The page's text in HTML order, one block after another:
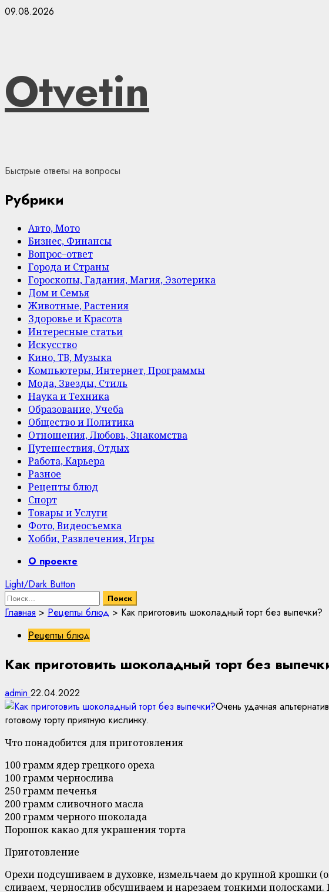
Skip
09.08.2026
Otvetin
Быстрые ответы на вопросы
Рубрики
Авто, Мото
Бизнес, Финансы
Вопрос–ответ
Города и Страны
Гороскопы, Гадания, Магия, Эзотерика
Дом и Семья
Животные, Растения
Здоровье и Красота
Интересные статьи
Искусство
Кино, ТВ, Музыка
Компьютеры, Интернет, Программы
Мода, Звезды, Стиль
Наука и Техника
Образование, Учеба
Общество и Политика
Отношения, Любовь, Знакомства
Путешествия, Отдых
Работа, Карьера
Разное
Рецепты блюд
Спорт
Товары и Услуги
Фото, Видеосъемка
Хобби, Развлечения, Игры
PrimaryО проекте
Light/Dark Button
Найти:
Главная > Рецепты блюд > Как приготовить шоколадный торт без выпечки?
Рецепты блюд
Как приготовить шоколадный торт без
admin 22.04.2022
Очень удачная
готовому торту приятную кислинку.
Что понадобится для приготовления
100 грамм ядер грецкого ореха
100 грамм чернослива
250 грамм печенья
200 грамм сливочного масла
200 грамм черного шоколада
Порошок какао для украшения торта
Приготовление
Орехи подсушиваем в духовке, измельчаем до крупной крошки
сливаем, чернослив обсушиваем и нарезаем тонкими